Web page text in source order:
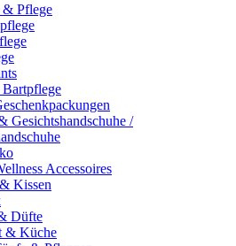
Pflege
Gesichtshandschuhe /
Accessoires
Kissen
Düfte
& Küche